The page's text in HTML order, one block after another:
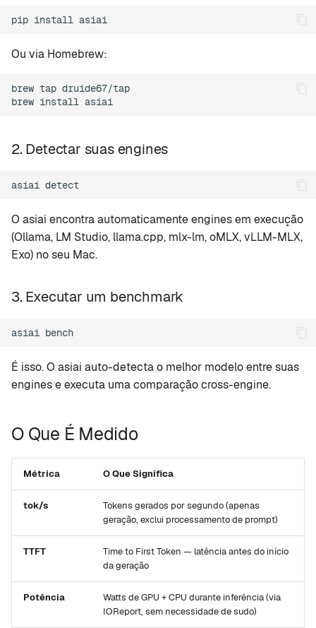
u
a
leaderboard
compare
recommend
compartilhável
Dicas para Apple Silicon
Throttling térmico
Compare com a
pip install
Ou via Homebrew:
brew tap druide67/tap
brew install
2. Detectar suas engines
asiai
O asiai encontra automaticamente engines em execução
(Ollama, LM Studio, llama.cpp, mlx-lm, oMLX, vLLM-MLX,
Exo) no seu Mac.
3. Executar um benchmark
asiai
É isso. O asiai auto-detecta o melhor modelo entre suas
engines e executa uma comparação cross-engine.
O Que É Medido
Métrica O Que Significa
tok/s
Tokens gerados por segundo (apenas
geração, exclui processamento de prompt)
TTFT
Time to First Token — latência antes do início
da geração
Potência
Watts de GPU + CPU durante inferência (via
IOReport, sem necessidade de sudo)